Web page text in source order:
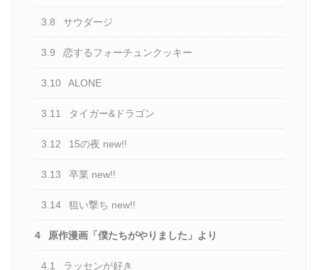
3.8 サウダージ
3.9 恋するフォーチュンクッキー
3.10 ALONE
3.11 タイガー&ドラゴン
3.12 15の夜 new!!
3.13 卒業 new!!
3.14 狙い撃ち new!!
4 原作漫画「僕たちがやりました」より
4.1 ラッセンが好き